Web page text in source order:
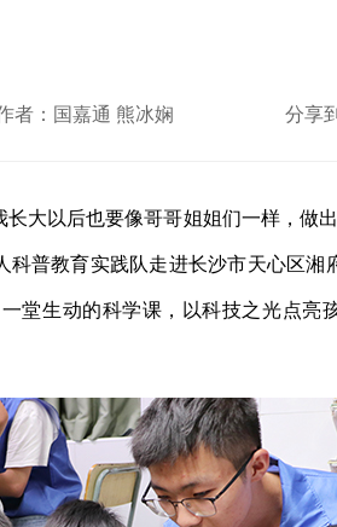
者：国嘉通 熊冰娴 分享
大以后也要像哥哥姐姐们一样，做
普教育实践队走进长沙市天心区湘
堂生动的科学课，以科技之光点亮